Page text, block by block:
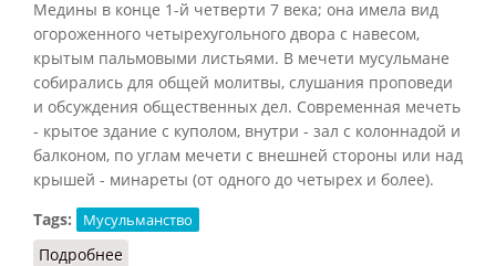
Медины в конце 1-й четверти 7 века; она имела вид
огороженного четырехугольного двора с навесом,
крытым пальмовыми листьями. В мечети мусульмане
собирались для общей молитвы, слушания проповеди
и обсуждения общественных дел. Современная мечеть
- крытое здание с куполом, внутри - зал с колоннадой и
балконом, по углам мечети с внешней стороны или над
крышей - минареты (от одного до четырех и более).
Tags:
Мусульманство
Подробнее